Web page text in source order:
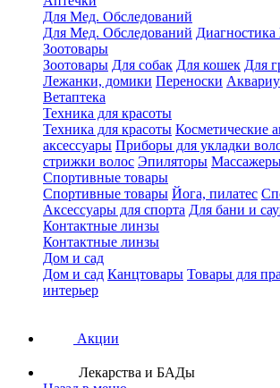
Для Мед. Обследований
Для Мед. Обследований
Зоотовары
Зоотовары Для собак Для кошек Для
Лежанки, домики Переноски
Ветаптека
Техника для красоты
Техника для красоты Косметические
аксессуары Приборы для укладки
стрижки волос Эпиляторы
Спортивные товары
Спортивные товары Йога, пилатес
Аксессуары для спорта Для бани и
Контактные линзы
Контактные линзы
Дом и сад
Дом и сад Канцтовары Товары для
интерьер
Акции
Лекарства и БАДы